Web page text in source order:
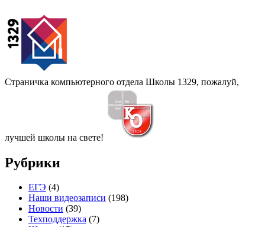
Страничка компьютерного отдела Школы 1329, пожалуй,
лучшей школы на свете!
Рубрики
ЕГЭ (4)
Наши видеозаписи (198)
Новости (39)
Техподдержка (7)